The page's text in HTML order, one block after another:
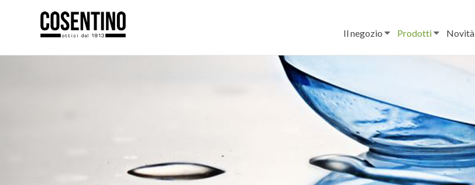
Chiamaci: 070862399
Il negozio Prodotti Novità